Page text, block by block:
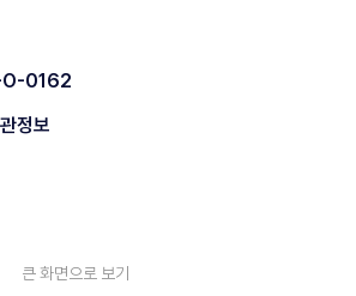
O-0162
정보
큰 화면으로 보기